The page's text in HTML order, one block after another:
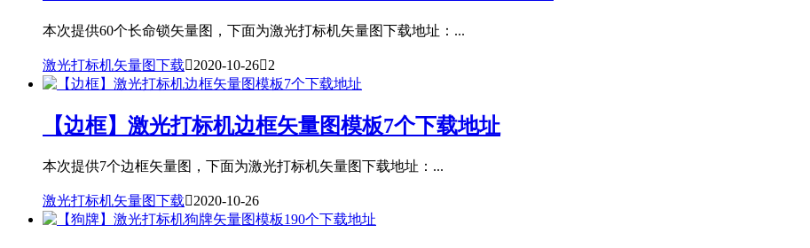
本次提供60个长命锁矢量图，下面为激光打标机矢量图下载地址：...
激光打标机矢量图下载2020-10-262
【边框】激光打标机边框矢量图模板7个下载地址
本次提供7个边框矢量图，下面为激光打标机矢量图下载地址：...
激光打标机矢量图下载2020-10-26